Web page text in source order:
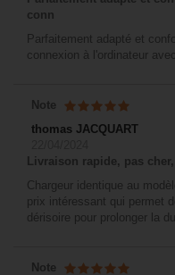
conn
Parfaitement adapté et
connexion à l'ordinateur
Note
thomas JACQUART
Livraison rapide, pas
Chargeur identique au
prix intéressant qui permet
dérisoire pour prolonger la
Note